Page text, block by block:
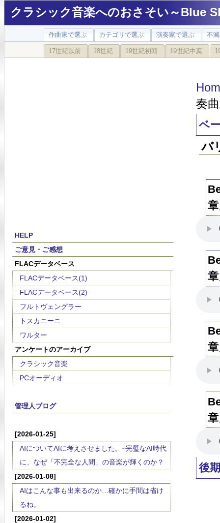
クラシック音楽へのおさそい～Blue
作曲家で選ぶ カテゴリで選ぶ 演奏家で選ぶ 不
17世紀以前 18世紀 19世紀初頭 19世紀中葉
HELP
ご意見・ご感想
FLACデータベース
FLACデータベース(1)
FLACデータベース(2)
フルトヴェングラー
トスカニーニ
ワルター
アンケートのアーカイブ
クラシック音楽
PCオーディオ
管理人ブログ
[2026-01-25]
AIについてAIに考えさせました。~完璧なAI時代
に、なぜ「不完全な人間」の音楽が輝くのか？
[2026-01-08]
AIはこんな事も出来るのか…確かに手間は省け
るね。
[2026-01-02]
奏
ベ
バ
後